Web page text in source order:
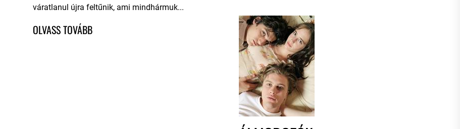
váratlanul újra feltűnik, ami mindhármuk...